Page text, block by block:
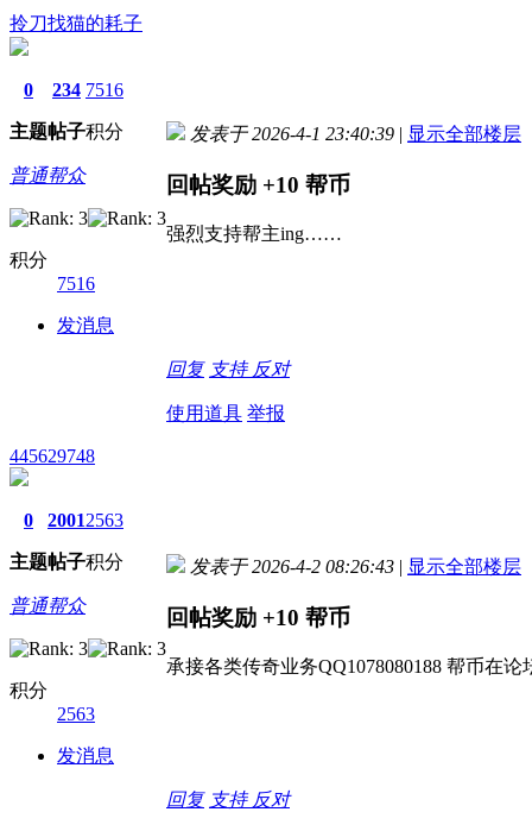
拎刀找猫的耗子
0
主题
234
帖子
7516
积分
普通帮众
积分
7516
发消息
发表于 2026-4-1 23:40:39 | 显示全部楼层
回帖奖励 +10 帮币
强烈支持帮主ing……
回复 支持 反对
使用道具 举报
445629748
0
主题
2001
帖子
2563
积分
普通帮众
积分
2563
发消息
发表于 2026-4-2 08:26:43 | 显示全部楼层
回帖奖励 +10 帮币
承接各类传奇业务QQ1078080188 帮币在
回复 支持 反对